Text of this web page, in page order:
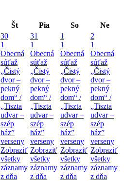
Št Pia So
Ne
30
1
Obecná
súťaž
„Čistý
dvor –
pekný
dom“ /
„Tiszta
udvar –
szép
ház”
verseny
Zobraziť
všetky
záznamy
z dňa
31
1
Obecná
súťaž
„Čistý
dvor –
pekný
dom“ /
„Tiszta
udvar –
szép
ház”
verseny
Zobraziť
všetky
záznamy
z dňa
1
1
Obecná
súťaž
„Čistý
dvor –
pekný
dom“ /
„Tiszta
udvar –
szép
ház”
verseny
Zobraziť
všetky
záznamy
z dňa
2
1
Obecná
súťaž
„Čistý
dvor –
pekný
dom“ /
„Tiszta
udvar –
szép
ház”
verseny
Zobraziť
všetky
záznamy
z dňa